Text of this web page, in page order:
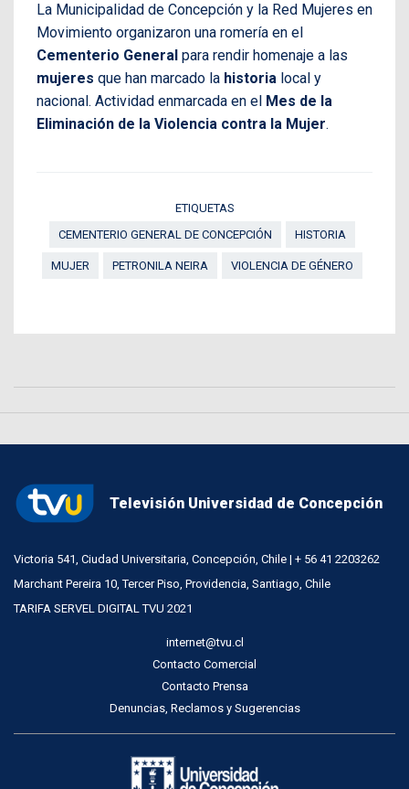
La Municipalidad de Concepción y la Red Mujeres en
Movimiento organizaron una romería en el
Cementerio General para rendir homenaje a las
mujeres que han marcado la historia local y
nacional. Actividad enmarcada en el Mes de la
Eliminación de la Violencia contra la Mujer.
ETIQUETAS
CEMENTERIO GENERAL DE CONCEPCIÓN
HISTORIA
MUJER PETRONILA NEIRA VIOLENCIA DE GÉNERO
Televisión Universidad de Concepción
Victoria 541, Ciudad Universitaria, Concepción, Chile | + 56 41 2203262
Marchant Pereira 10, Tercer Piso, Providencia, Santiago, Chile
TARIFA SERVEL DIGITAL TVU 2021
internet@tvu.cl
Contacto Comercial
Contacto Prensa
Denuncias, Reclamos y Sugerencias